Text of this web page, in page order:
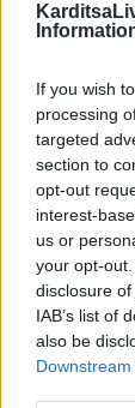
If you wish
processing
targeted
section to
opt-out
interest-
us or
your opt-
disclosure
IAB’s list of
also be
από 20
6
Συρία:
για
6